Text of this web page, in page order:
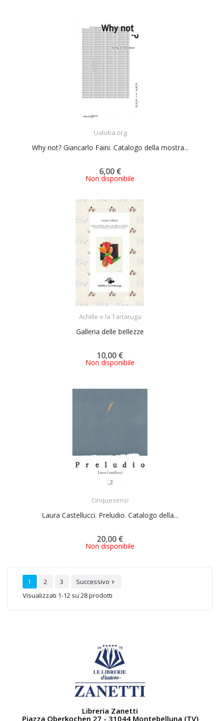
Ualuba.org
Why not? Giancarlo Faini. Catalogo della mostra...
6,00 €
Non disponibile
Achille e la Tartaruga
Galleria delle bellezze
10,00 €
Non disponibile
Cinquesensi
Laura Castellucci. Preludio. Catalogo della...
20,00 €
Non disponibile
1 2 3 Successivo 
Visualizzati 1-12 su 28 prodotti
Libreria Zanetti
Piazza Oberkochen 27 - 31044 Montebelluna (TV)